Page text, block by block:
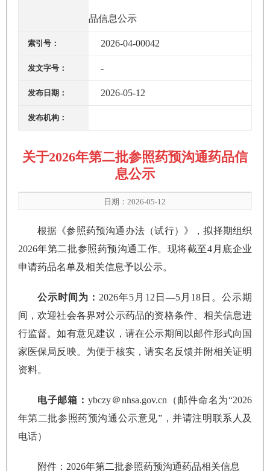
品信息公示
索引号： 2026-04-00042
发文字号： -
发布日期： 2026-05-12
发布机构：
关于2026年第二批参照药预沟通药品信
息公示
日期：2026-05-12
根据《参照药预沟通办法（试行）》，拟择期组织
2026年第二批参照药预沟通工作。现将截至4月底企业
申请药品名单及相关信息予以公示。
公示时间为： 2026年5月12日—5月18日。公示期
间，欢迎社会各界对公示药品的资格条件、相关信息进
行监督。如有意见建议，请在公示期间以邮件形式向国
家医保局反映。为便于核实，请实名反馈并附相关证明
资料。
电子邮箱：ybczy＠nhsa.gov.cn（邮件命名为“2026
年第二批参照药预沟通公示意见”，并请注明联系人及
电话）
附件：2026年第二批参照药预沟通药品相关信息